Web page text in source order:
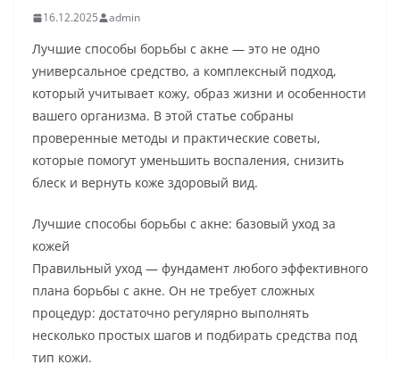
16.12.2025 admin
Лучшие способы борьбы с акне — это не одно
универсальное средство, а комплексный подход,
который учитывает кожу, образ жизни и особенности
вашего организма. В этой статье собраны
проверенные методы и практические советы,
которые помогут уменьшить воспаления, снизить
блеск и вернуть коже здоровый вид.
Лучшие способы борьбы с акне: базовый уход за
кожей
Правильный уход — фундамент любого эффективного
плана борьбы с акне. Он не требует сложных
процедур: достаточно регулярно выполнять
несколько простых шагов и подбирать средства под
тип кожи.